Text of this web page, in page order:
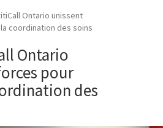
Ontario unissent
coordination des soins
Ontario
pour
des